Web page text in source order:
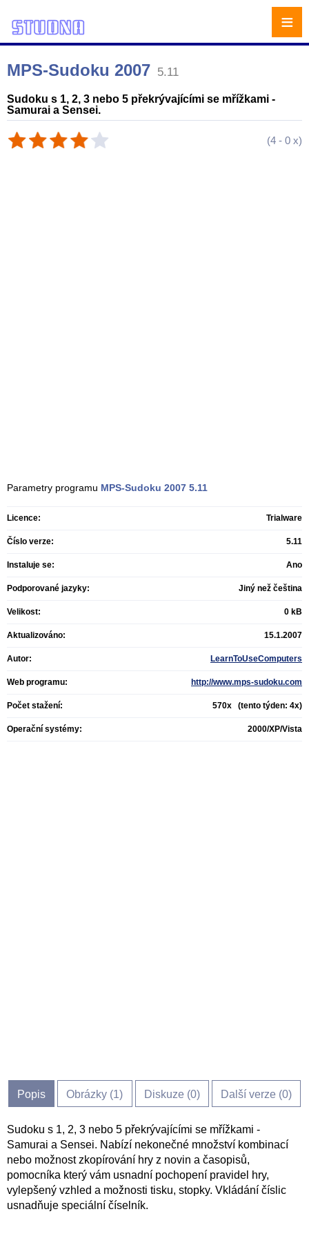
MPS-Sudoku 2007 5.11
Sudoku s 1, 2, 3 nebo 5 překrývajícími se mřížkami -
Samurai a Sensei.
(4 - 0 x)
Parametry programu MPS-Sudoku 2007 5.11
Licence: Trialware
Číslo verze: 5.11
Instaluje se: Ano
Podporované jazyky: Jiný než čeština
Velikost: 0 kB
Aktualizováno: 15.1.2007
Autor: LearnToUseComputers
Web programu: http://www.mps-sudoku.com
Počet stažení: 570x (tento týden: 4x)
Operační systémy: 2000/XP/Vista
Popis Obrázky (1) Diskuze (0) Další verze (0)
Sudoku s 1, 2, 3 nebo 5 překrývajícími se mřížkami -
Samurai a Sensei. Nabízí nekonečné množství kombinací
nebo možnost zkopírování hry z novin a časopisů,
pomocníka který vám usnadní pochopení pravidel hry,
vylepšený vzhled a možnosti tisku, stopky. Vkládání číslic
usnadňuje speciální číselník.
≡